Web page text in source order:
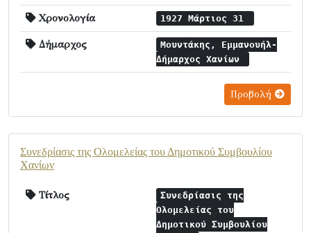
Χρονολογία 1927 Μάρτιος 31
Δήμαρχος
Μουντάκης, Εμμανουήλ-
Δήμαρχος Χανίων
Προβολή
Συνεδρίασις της Ολομελείας του Δημοτικού Συμβουλίου
Χανίων
Τίτλος
Συνεδρίασις της
Ολομελείας του
Δημοτικού Συμβουλίου